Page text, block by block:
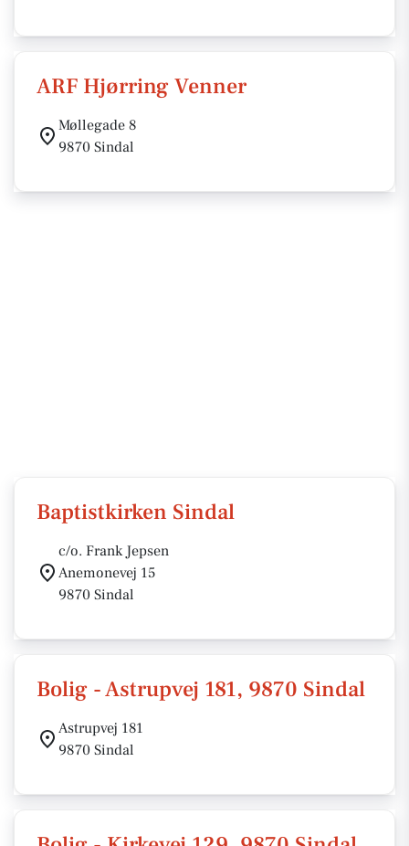
ARF Hjørring Venner
Møllegade 8
9870 Sindal
Baptistkirken Sindal
c/o. Frank Jepsen
Anemonevej 15
9870 Sindal
Bolig - Astrupvej 181, 9870 Sindal
Astrupvej 181
9870 Sindal